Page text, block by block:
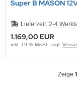
Super B MASON
Lieferzeit: 2-4
1.169,00 EUR
inkl. 19 % MwSt. zzgl.
Zeige 1